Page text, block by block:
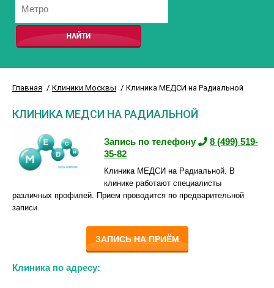
Главная Клиники Москвы Клиника МЕДСИ на Радиальной
КЛИНИКА МЕДСИ НА РАДИАЛЬНОЙ
Запись по телефону
8 (499) 519-
35-82
Клиника МЕДСИ на Радиальной. В
клинике работают специалисты
различных профилей. Прием проводится по предварительной
записи.
ЗАПИСЬ НА ПРИЁМ
Клиника по адресу: